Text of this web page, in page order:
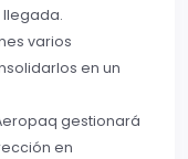
llegada.
varios
en un
gestionará
en